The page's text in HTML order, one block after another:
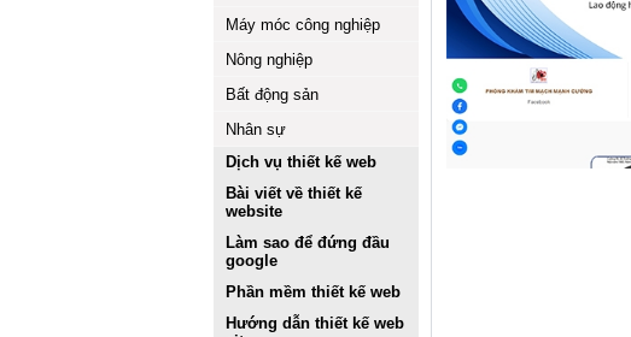
Máy móc công nghiệp
Nông nghiệp
Bất động sản
Nhân sự
Dịch vụ thiết kế web
Bài viết về thiết kế
website
Làm sao để đứng đầu
google
Phần mềm thiết kế web
Hướng dẫn thiết kế web